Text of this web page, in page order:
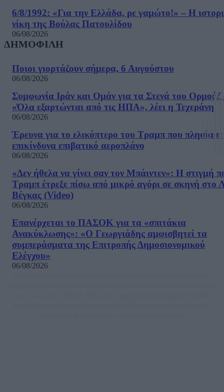
6/8/1992: «Για την Ελλάδα, ρε γαμώτο!» – Η
νίκη της Βούλας Πατουλίδου
06/08/2026
ΔΗΜΟΦΙΛΗ
Ποιοι γιορτάζουν σήμερα, 6 Αυγούστου
06/08/2026
Συμφωνία Ιράν και Ομάν για τα Στενά του Ορμούζ
«Όλα εξαρτώνται από τις ΗΠΑ», λέει η Τεχεράνη
06/08/2026
Έρευνα για το ελικόπτερο του Τραμπ που πλησίασε
επικίνδυνα επιβατικό αεροπλάνο
06/08/2026
«Δεν ήθελα να γίνει σαν τον Μπάιντεν»: Η στιγμή
Τραμπ έτρεξε πίσω από μικρό αγόρι σε σκηνή στο
Βέγκας (Video)
06/08/2026
Επανέρχεται το ΠΑΣΟΚ για τα «σπιτάκια
Ανακύκλωσης»: «Ο Γεωργιάδης αμφισβητεί τα
συμπεράσματα της Επιτροπής Δημοσιονομικού
Ελέγχου»
06/08/2026